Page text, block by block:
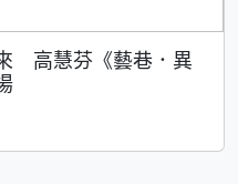
高慧芬《藝巷．異